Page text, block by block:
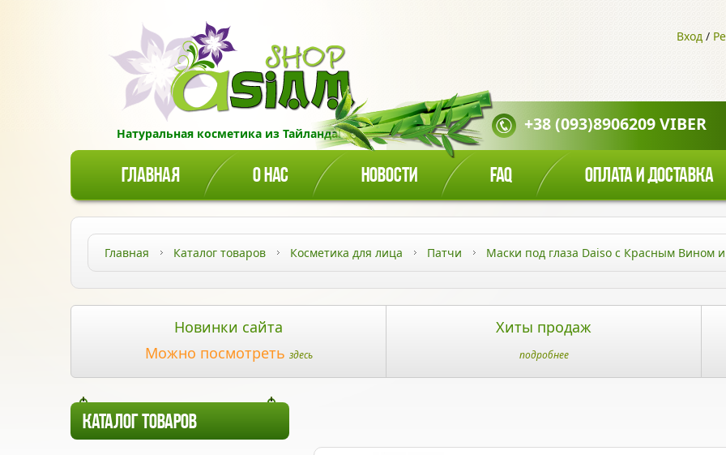
Натуральная косметика из Тайланда!
Вход /
+38 (093)8906209 VIBER
ГЛАВНАЯ О НАС НОВОСТИ FAQ ОПЛАТА И ДОСТАВКА
Главная Каталог товаров Косметика для лица Патчи Маски под глаза Daiso с Красным Вином
Новинки сайта
Можно посмотреть здесь
Хиты продаж
подробнее
КАТАЛОГ ТОВАРОВ